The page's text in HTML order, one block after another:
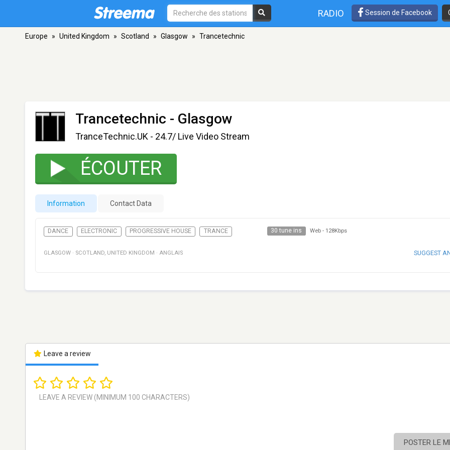
RADIO Session de Facebook
Europe » United Kingdom » Scotland » Glasgow » Trancetechnic
Trancetechnic - Glasgow
TranceTechnic.UK - 24.7/ Live Video Stream
ÉCOUTER
Information Contact Data
DANCE ELECTRONIC PROGRESSIVE HOUSE TRANCE 30 tune ins Web - 128Kbps
GLASGOW · SCOTLAND, UNITED KINGDOM · ANGLAIS SUGGEST
Leave a review
POSTER LE